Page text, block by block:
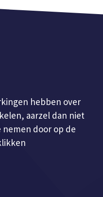
hebben over
aarzel dan niet
door op de